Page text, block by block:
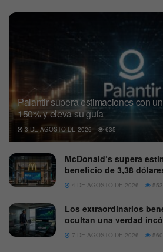
Palantir supera estimaciones con
150% y eleva su guía
3 DE AGOSTO DE 2026 635
McDonald’s supera
beneficio de 3,38
4 DE AGOSTO DE 2026 553
Los extraordinarios
ocultan una verdad
7 DE AGOSTO DE 2026 560